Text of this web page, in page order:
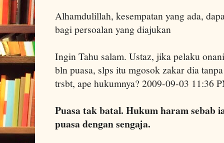
Alhamdulillah, kesempatan yang ada,
bagi persoalan yang diajukan
Ingin Tahu salam. Ustaz, jika pelaku
bln puasa, slps itu mgosok zakar dia
trsbt, ape hukumnya? 2009-09-03 11:36
Puasa tak batal. Hukum haram sebab
puasa dengan sengaja.